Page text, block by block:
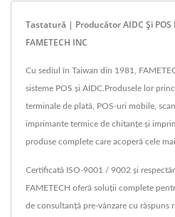
Tastatură | Producător AIDC Și
FAMETECH INC
Cu sediul în Taiwan din 1981,
sisteme POS și AIDC.Produsele lor
terminale de plată, POS-uri mobile,
imprimante termice de chitanțe și
produse complete care acoperă cele
Certificată ISO-9001 / 9002 și
FAMETECH oferă soluții complete
de consultanță pre-vânzare cu răspuns